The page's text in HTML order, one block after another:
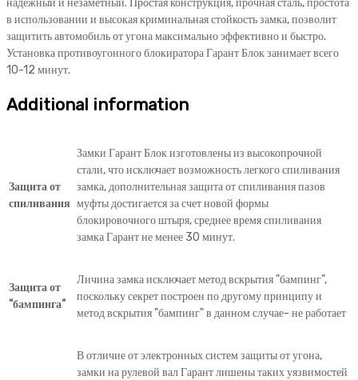
в использовании и высокая криминальная стойкость замка, позволит
защитить автомобиль от угона максимально эффективно и быстро.
Установка противоугонного блокиратора Гарант Блок занимает всего
10-12 минут.
Additional information
Защита от
спиливания
Замки Гарант Блок изготовлены из высокопрочной
стали, что исключает возможность легкого спиливания
замка, дополнительная защита от спиливания пазов
муфты достигается за счет новой формы
блокировочного штыря, среднее время спиливания
замка Гарант не менее 30 минут.
Защита от
"бампинга"
Личина замка исключает метод вскрытия "бампинг",
поскольку секрет построен по другому принципу и
метод вскрытия "бампинг" в данном случае- не работает
В отличие от электронных систем защиты от угона,
замки на рулевой вал Гарант лишены таких уязвимостей